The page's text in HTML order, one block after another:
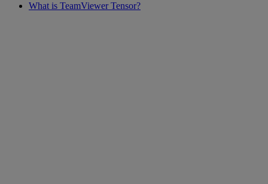
What is TeamViewer Tensor?